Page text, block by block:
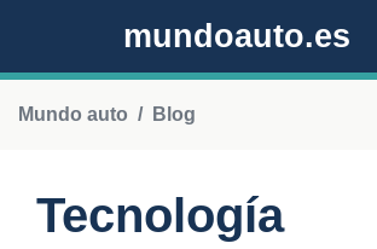
mundoauto.es
Mundo auto Blog
Tecnología